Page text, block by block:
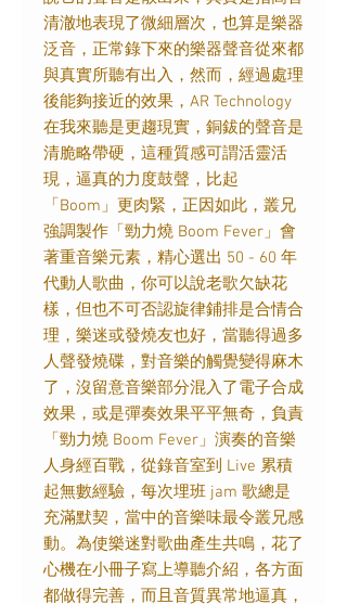
清澈地表現了微細層次，也算是樂器
泛音，正常錄下來的樂器聲音從來都
與真實所聽有出入，然而，經過處理
後能夠接近的效果，AR Technology
在我來聽是更趨現實，銅鈸的聲音是
清脆略帶硬，這種質感可謂活靈活
現，逼真的力度鼓聲，比起
「Boom」更肉緊，正因如此，叢兄
強調製作「勁力燒 Boom Fever」會
著重音樂元素，精心選出 50 - 60 年
代動人歌曲，你可以說老歌欠缺花
樣，但也不可否認旋律鋪排是合情合
理，樂迷或發燒友也好，當聽得過多
人聲發燒碟，對音樂的觸覺變得麻木
了，沒留意音樂部分混入了電子合成
效果，或是彈奏效果平平無奇，負責
「勁力燒 Boom Fever」演奏的音樂
人身經百戰，從錄音室到 Live 累積
起無數經驗，每次埋班 jam 歌總是
充滿默契，當中的音樂味最令叢兄感
動。為使樂迷對歌曲產生共鳴，花了
心機在小冊子寫上導聽介紹，各方面
都做得完善，而且音質異常地逼真，